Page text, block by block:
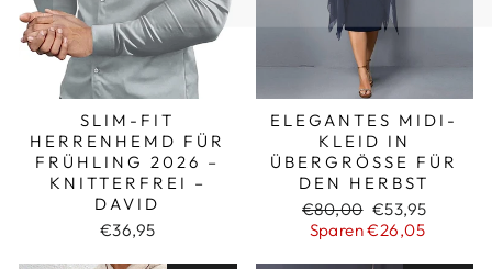
SLIM-FIT
HERRENHEMD FÜR
FRÜHLING 2026 –
KNITTERFREI –
DAVID
€36,95
ELEGANTES MIDI-
KLEID IN
ÜBERGRÖSSE FÜR D
EN HERBST
Normaler
Preis
€80,00 Sonderpreis
€53,95
Sparen €26,05